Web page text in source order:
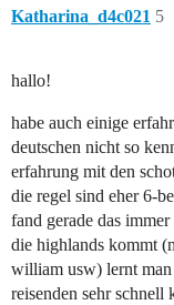
Katharina_d4c021 5
hallo!
habe auch einige
deutschen nicht so
erfahrung mit den
die regel sind eher 6-
fand gerade das
die highlands kommt
william usw) lernt
reisenden sehr schnell